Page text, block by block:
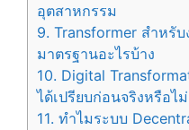
อุตสาหกรรม
9. Transformer สำหรั
มาตรฐานอะไรบ้าง
10. Digital
ได้เปรียบก่อนจริงหรือไม่
11. ทำไมระบบ